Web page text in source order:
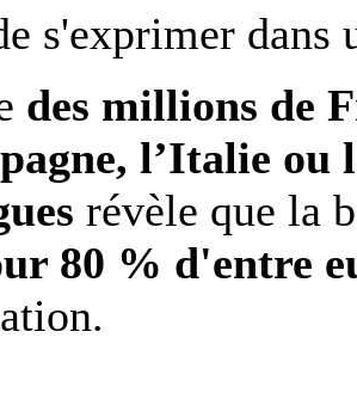
s'exprimer dans
des millions de
l’Italie ou
révèle que la
80 % d'entre